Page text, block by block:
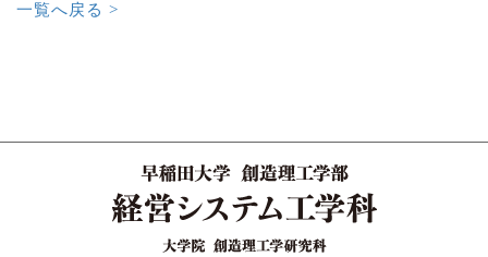
一覧へ戻る >